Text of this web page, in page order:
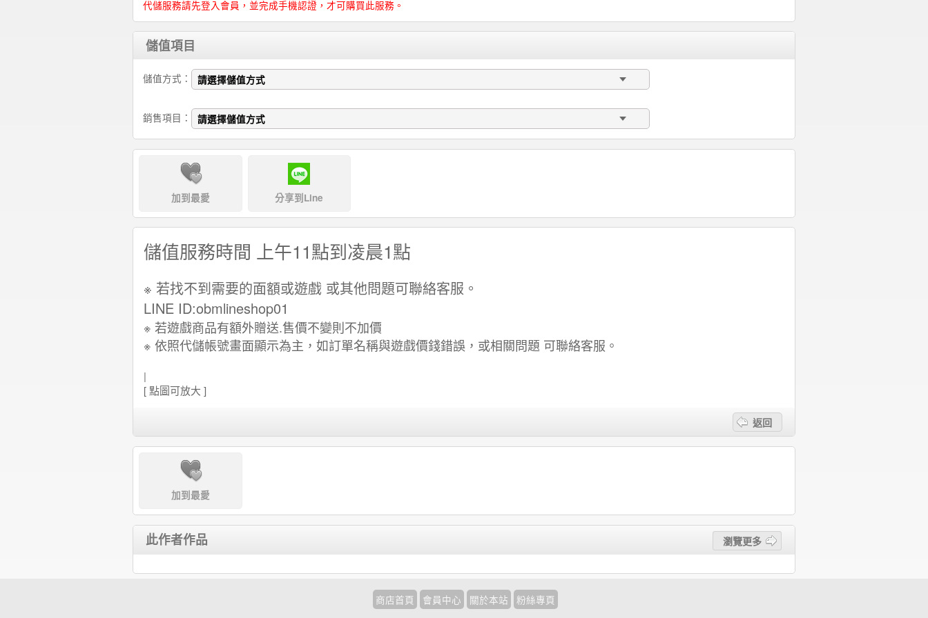
代儲服務請先登入會員，並完成手機認證，才可購買此服務。
儲值項目
儲值方式：
銷售項目：
加到最愛 分享到Line
儲值服務時間 上午11點到凌晨1點
※ 若找不到需要的面額或遊戲 或其他問題可聯絡客服。
LINE ID:obmlineshop01
※ 若遊戲商品有額外贈送.售價不變則不加價
※ 依照代儲帳號畫面顯示為主，如訂單名稱與遊戲價錢錯誤，或相關問題 可聯絡客服。
|
[ 點圖可放大 ]
返回
加到最愛
此作者作品 瀏覽更多
商店首頁 會員中心 關於本站
粉絲專頁